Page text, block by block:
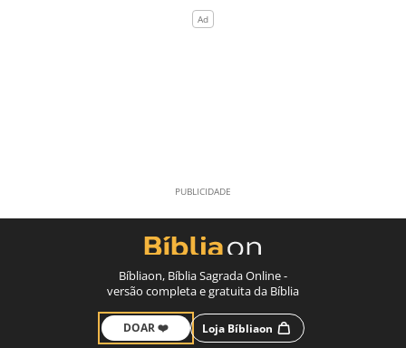
Bíbliaon, Bíblia Sagrada Online -
versão completa e gratuita da Bíblia
DOAR ❤️ Loja Bíbliaon